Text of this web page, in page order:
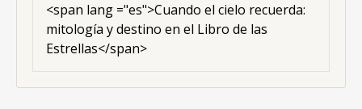
<span lang ="es">Cuando el cielo recuerda:
mitología y destino en el Libro de las
Estrellas</span>